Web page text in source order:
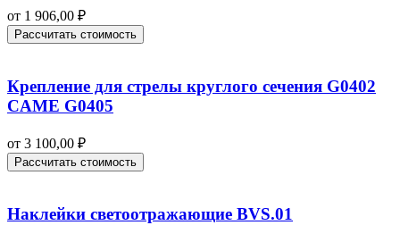
от 1 906,00 ₽
Рассчитать стоимость
Крепление для стрелы круглого сечения G0402
CAME G0405
от 3 100,00 ₽
Рассчитать стоимость
Наклейки светоотражающие BVS.01